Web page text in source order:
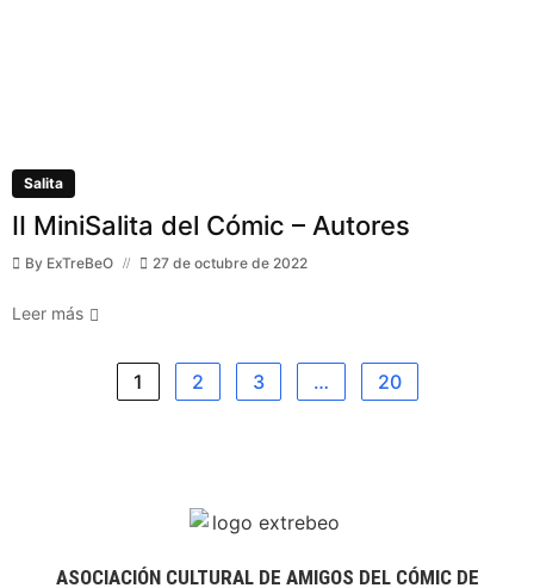
Salita
II MiniSalita del Cómic – Autores
By ExTreBeO 27 de octubre de 2022
Leer más
1 2 3 … 20
ASOCIACIÓN CULTURAL DE AMIGOS DEL CÓMIC DE